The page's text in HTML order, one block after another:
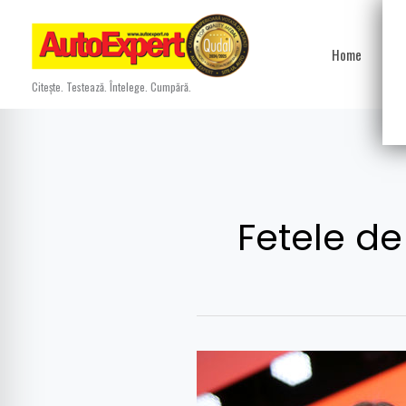
content
Citește. Testează. Întelege. Cumpără.
Home
Fetele
FIERBINTE: